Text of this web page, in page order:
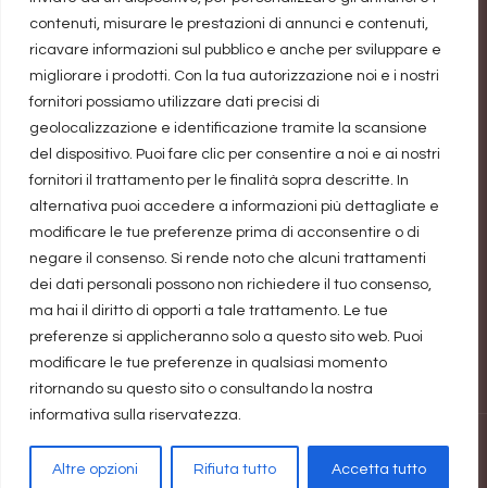
contenuti, misurare le prestazioni di annunci e contenuti,
ricavare informazioni sul pubblico e anche per sviluppare e
migliorare i prodotti. Con la tua autorizzazione noi e i nostri
fornitori possiamo utilizzare dati precisi di
geolocalizzazione e identificazione tramite la scansione
del dispositivo. Puoi fare clic per consentire a noi e ai nostri
fornitori il trattamento per le finalità sopra descritte. In
alternativa puoi accedere a informazioni più dettagliate e
modificare le tue preferenze prima di acconsentire o di
negare il consenso. Si rende noto che alcuni trattamenti
dei dati personali possono non richiedere il tuo consenso,
ma hai il diritto di opporti a tale trattamento. Le tue
preferenze si applicheranno solo a questo sito web. Puoi
modificare le tue preferenze in qualsiasi momento
ritornando su questo sito o consultando la nostra
informativa sulla riservatezza.
Altre opzioni Rifiuta tutto Accetta tutto
miliardo di dollari
Precisazione
Il blog guadagna una piccolissima percentuale
sulle vendite realizzate attraverso i link. Non ci
diventiamo ricche, ma aiuta a pagare le spese di
registrazione dominio e spazio hosting. Quindi
grazie a chi li utilizzerà, sostenendoci.
realizzato da Marina Galatioto©2026 tutti i diritti riservati -
Privacy Policy